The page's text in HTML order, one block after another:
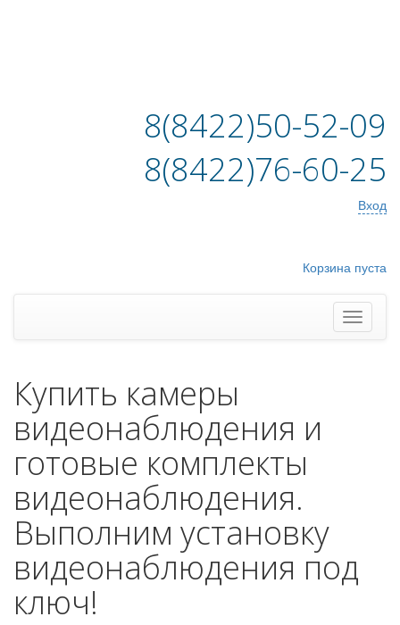
8(8422)50-52-09
8(8422)76-60-25
Вход
Корзина пуста
Купить камеры
видеонаблюдения и
готовые комплекты
видеонаблюдения.
Выполним установку
видеонаблюдения под
ключ!